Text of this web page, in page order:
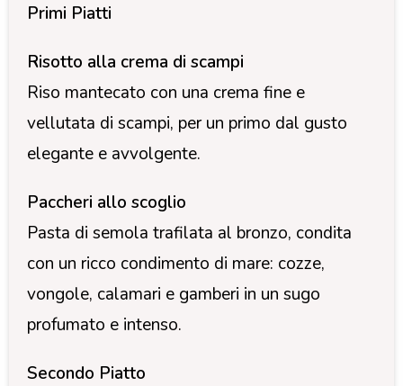
Primi Piatti
Risotto alla crema di scampi
Riso mantecato con una crema fine e
vellutata di scampi, per un primo dal gusto
elegante e avvolgente.
Paccheri allo scoglio
Pasta di semola trafilata al bronzo, condita
con un ricco condimento di mare: cozze,
vongole, calamari e gamberi in un sugo
profumato e intenso.
Secondo Piatto